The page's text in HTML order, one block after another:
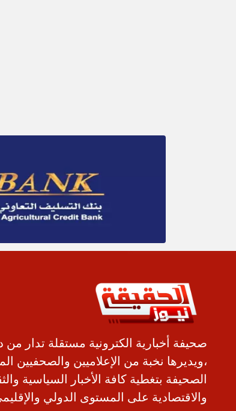
صحيفة أخبارية الكترونية مستقلة تدار
،ويديرها نخبة من الإعلاميين والصحفيين
الصحيفة بتغطية كافة الأخبار السياسية
والاقتصادية على المستوى الدولي